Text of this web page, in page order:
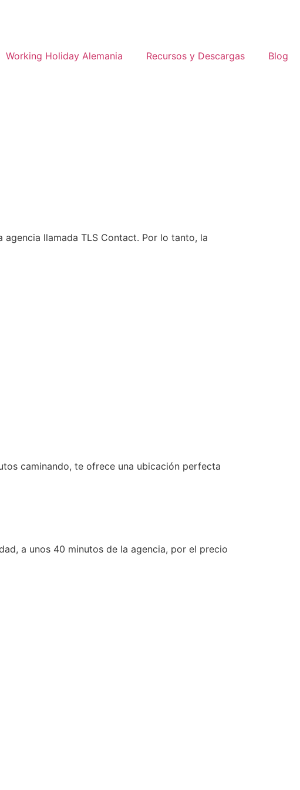
Working Holiday Alemania Recursos y Descargas Blog
agencia llamada TLS Contact. Por lo tanto, la
caminando, te ofrece una ubicación perfecta
a unos 40 minutos de la agencia, por el precio